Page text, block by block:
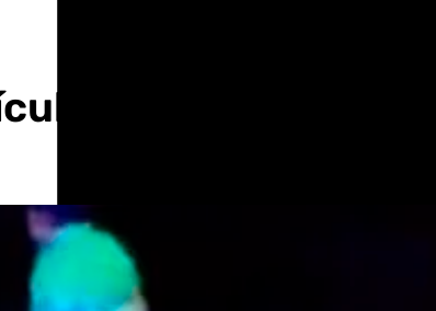
atrapados en